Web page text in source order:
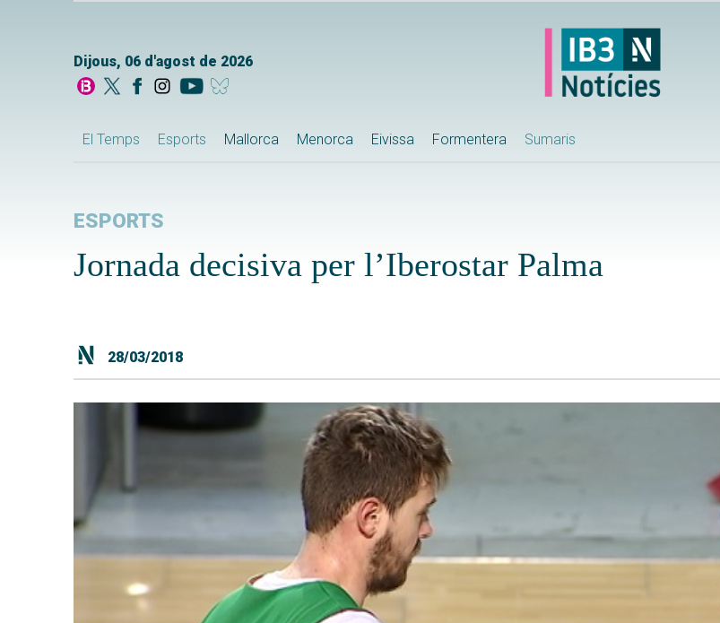
Dijous, 06 d'agost de 2026
El Temps Esports Mallorca Menorca Eivissa Formentera Sumaris
ESPORTS
Jornada decisiva per l’Iberostar Palma
28/03/2018